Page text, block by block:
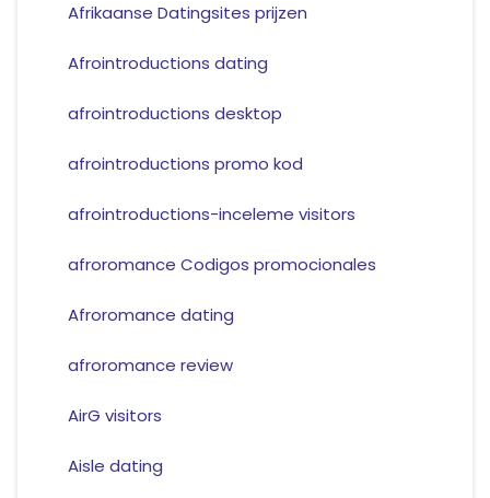
Afrikaanse Datingsites prijzen
Afrointroductions dating
afrointroductions desktop
afrointroductions promo kod
afrointroductions-inceleme visitors
afroromance Codigos promocionales
Afroromance dating
afroromance review
AirG visitors
Aisle dating